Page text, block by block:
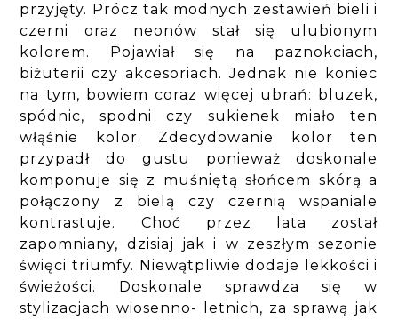
przyjęty. Prócz tak modnych zestawień bieli i
czerni oraz neonów stał się ulubionym
kolorem. Pojawiał się na paznokciach,
biżuterii czy akcesoriach. Jednak nie koniec
na tym, bowiem coraz więcej ubrań: bluzek,
spódnic, spodni czy sukienek miało ten
włąśnie kolor. Zdecydowanie kolor ten
przypadł do gustu ponieważ doskonale
komponuje się z muśniętą słońcem skórą a
połączony z bielą czy czernią wspaniale
kontrastuje. Choć przez lata został
zapomniany, dzisiaj jak i w zeszłym sezonie
święci triumfy. Niewątpliwie dodaje lekkości i
świeżości. Doskonale sprawdza się w
stylizacjach wiosenno- letnich, za sprawą jak